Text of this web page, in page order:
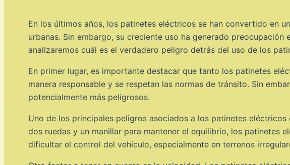
En los últimos años, los patinetes eléctricos se han convertido en
urbanas. Sin embargo, su creciente uso ha generado
analizaremos cuál es el verdadero peligro detrás del uso de los
En primer lugar, es importante destacar que tanto los patinetes
manera responsable y se respetan las normas de tránsito. Sin
potencialmente más peligrosos.
Uno de los principales peligros asociados a los patinetes
dos ruedas y un manillar para mantener el equilibrio, los patinetes
dificultar el control del vehículo, especialmente en terrenos